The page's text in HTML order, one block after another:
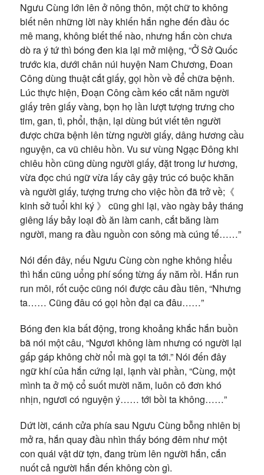
Ngưu Cùng lớn lên ở nông thôn, một chữ to không
biết nên những lời này khiến hắn nghe đến đầu óc
mê mang, không biết thế nào, nhưng hắn còn chưa
dò ra ý tứ thì bóng đen kia lại mở miệng, “Ở Sở Quốc
trước kia, dưới chân núi huyện Nam Chương, Đoan
Công dùng thuật cắt giấy, gọi hồn về để chữa bệnh.
Lúc thực hiện, Đoạn Công cầm kéo cắt năm người
giấy trên giấy vàng, bọn họ lần lượt tượng trưng cho
tim, gan, tì, phổi, thận, lại dùng bút viết tên người
được chữa bệnh lên từng người giấy, dâng hương cầu
nguyện, ca vũ chiêu hồn. Vu sư vùng Ngạc Đông khi
chiêu hồn cũng dùng người giấy, đặt trong lư hương,
vừa đọc chú ngữ vừa lấy cây gậy trúc có buộc khăn
và người giấy, tượng trưng cho việc hồn đã trở về;《
kinh sở tuổi khi ký 》 cũng ghi lại, vào ngày bảy tháng
giêng lấy bảy loại đồ ăn làm canh, cắt băng làm
người, mang ra đầu nguồn con sông mà cúng tế……”
Nói đến đây, nếu Ngưu Cùng còn nghe không hiểu
thì hắn cũng uổng phí sống từng ấy năm rồi. Hắn run
run môi, rốt cuộc cũng nói được câu đầu tiên, “Nhưng
ta…… Cũng đâu có gọi hồn đại ca đâu……”
Bóng đen kia bất động, trong khoảng khắc hắn buồn
bã nói một câu, “Ngươi không làm nhưng có người lại
gấp gáp không chờ nổi mà gọi ta tới.” Nói đến đây
ngữ khí của hắn cứng lại, lạnh vài phần, “Cùng, một
mình ta ở mộ cổ suốt mười năm, luôn cô đơn khó
nhịn, ngươi có nguyện ý…… tới bồi ta không……”
Dứt lời, cánh cửa phía sau Ngưu Cùng bỗng nhiên bị
mở ra, hắn quay đầu nhìn thấy bóng đêm như một
con quái vật dữ tợn, đang trùm lên người hắn, cắn
nuốt cả người hắn đến không còn gì.